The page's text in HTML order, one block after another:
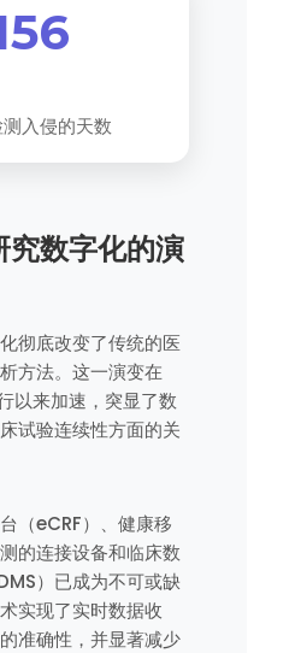
入侵的天数
究数字化的演
彻底改变了传统的医
方法。这一演变在
以来加速，突显了数
试验连续性方面的关
（eCRF）、健康移
的连接设备和临床数
）已成为不可或缺
实现了实时数据收
准确性，并显著减少